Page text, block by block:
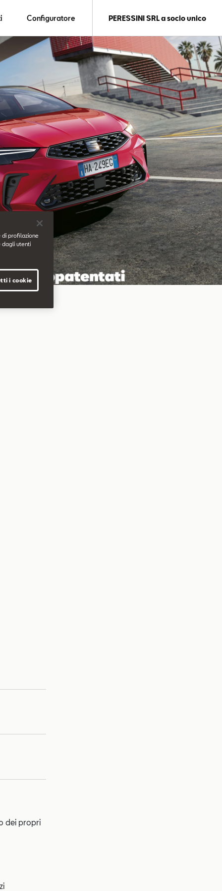
Configuratore PERESSINI SRL a socio unico
dei propri
di profilazione
dagli utenti
i cookie